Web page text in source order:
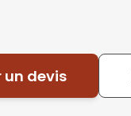
un devis